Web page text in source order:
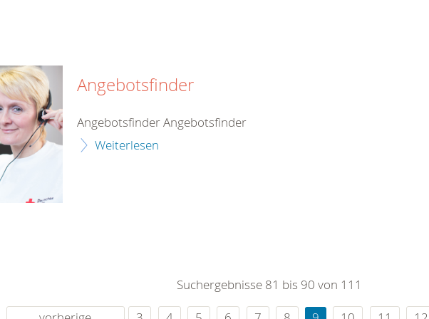
Angebotsfinder
Angebotsfinder Angebotsfinder
Weiterlesen
Suchergebnisse 81 bis 90 von 111